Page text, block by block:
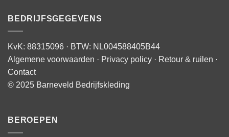
BEDRIJFSGEGEVENS
KvK: 88315096 · BTW: NL004588405B44
Algemene voorwaarden · Privacy policy · Retour & ruilen ·
Contact
© 2025 Barneveld Bedrijfskleding
BEROEPEN